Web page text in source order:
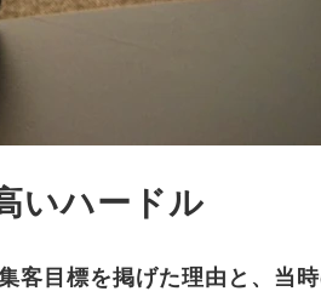
いハードル
客目標を掲げた理由と、当